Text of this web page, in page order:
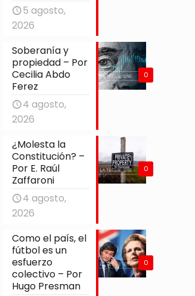
5 agosto,
2026
0
Soberanía y
propiedad – Por
Cecilia Abdo
Ferez
4 agosto,
2026
0
¿Molesta la
Constitución? –
Por E. Raúl
Zaffaroni
4 agosto,
2026
0
Como el país, el
fútbol es un
esfuerzo
colectivo – Por
Hugo Presman